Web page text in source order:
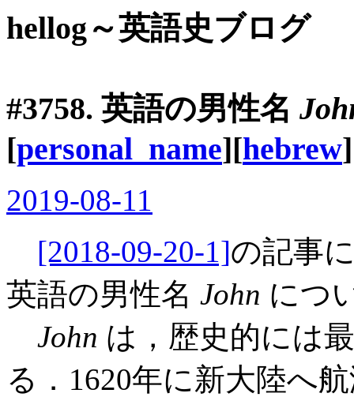
hellog～英語史ブログ
#3758. 英語の男性名
[personal_name][hebrew]
2019-08-11
[2018-09-20-1]の記事
英語の男性名 John につ
John は，歴史的には
る．1620年に新大陸へ